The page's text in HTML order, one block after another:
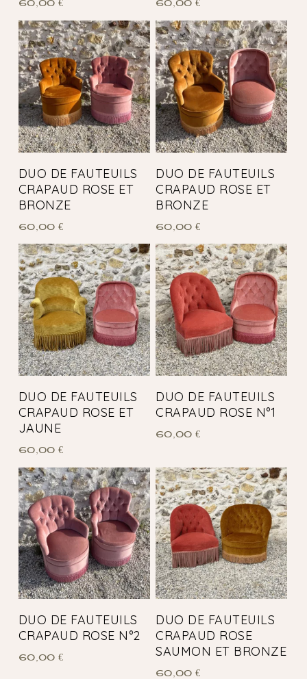
60,00 € 60,00€
DUO DE FAUTEUILS
CRAPAUD ROSE ET
BRONZE
60,00 €
DUO DE FAUTEUILS
CRAPAUD ROSE ET
BRONZE
60,00€
DUO DE FAUTEUILS
CRAPAUD ROSE ET
JAUNE
60,00 €
DUO DE FAUTEUILS
CRAPAUD ROSE N°1
60,00€
DUO DE FAUTEUILS
CRAPAUD ROSE N°2
60,00 €
DUO DE FAUTEUILS
CRAPAUD ROSE
SAUMON ET BRONZE
60,00€